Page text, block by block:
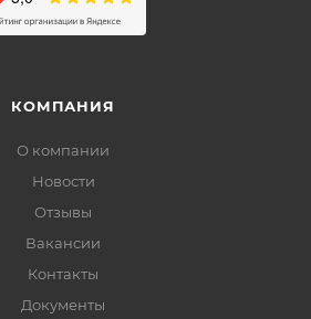
КОМПАНИЯ
О компании
Новости
Отзывы
Вакансии
Контакты
Документы